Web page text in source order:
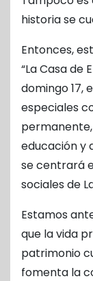
historia se
Entonces,
“La Casa de
domingo 17,
especiales
educación y
se centrará
sociales de
Estamos
que la vida
patrimonio
fomenta la